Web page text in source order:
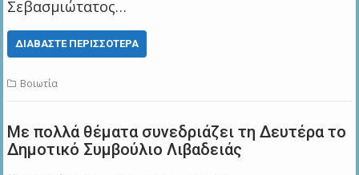
Σεβασμιώτατος…
ΔΙΑΒΆΣΤΕ ΠΕΡΙΣΣΌΤΕΡΑ
Βοιωτία
Με πολλά θέματα συνεδριάζει τη Δευτέρα το
Δημοτικό Συμβούλιο Λιβαδειάς